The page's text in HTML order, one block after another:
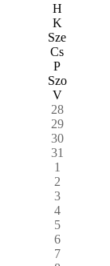
H
K
Sze
Cs
P
Szo
V
28
29
30
31
1
2
3
4
5
6
7